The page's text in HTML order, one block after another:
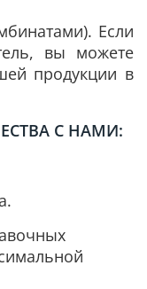
Если
вы можете
продукции в
С НАМИ: